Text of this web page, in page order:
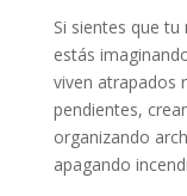
Si sientes que
estás
viven atrapados
pendientes,
organizando
apagando